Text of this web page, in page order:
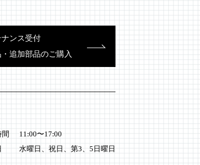
ナンス受付
追加部品のご購入
11:00〜17:00
水曜日、祝日、第3、5日曜日